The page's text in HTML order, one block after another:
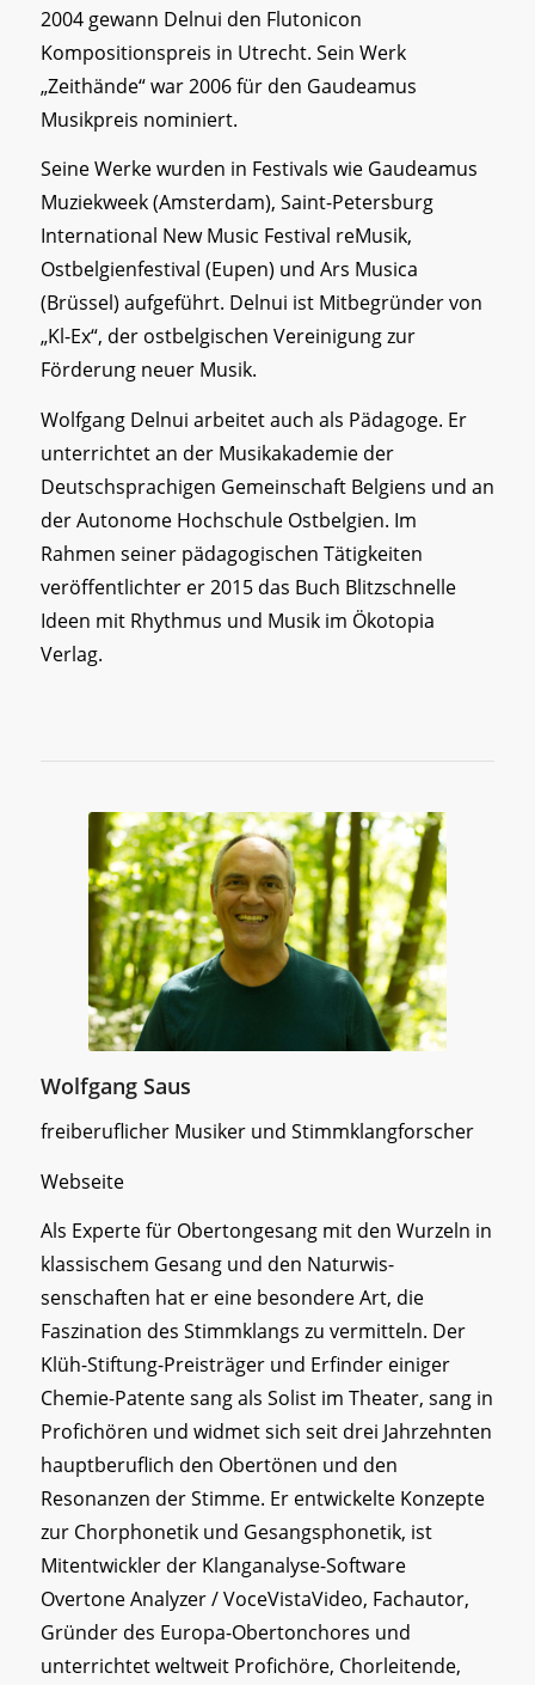
2004 gewann Delnui den Flutonicon
Kompositionspreis in Utrecht. Sein Werk
„Zeithände“ war 2006 für den Gaudeamus
Musikpreis nominiert.
Seine Werke wurden in Festivals wie Gaudeamus
Muziekweek (Amsterdam), Saint-Petersburg
International New Music Festival reMusik,
Ostbelgienfestival (Eupen) und Ars Musica
(Brüssel) aufgeführt. Delnui ist Mitbegründer von
„Kl-Ex“, der ostbelgischen Vereinigung zur
Förderung neuer Musik.
Wolfgang Delnui arbeitet auch als Pädagoge. Er
unterrichtet an der Musikakademie der
Deutschsprachigen Gemeinschaft Belgiens und an
der Autonome Hochschule Ostbelgien. Im
Rahmen seiner pädagogischen Tätigkeiten
veröffentlichter er 2015 das Buch Blitzschnelle
Ideen mit Rhythmus und Musik im Ökotopia
Verlag.
Wolfgang Saus
freiberuflicher Musiker und Stimmklangforscher
Webseite
Als Experte für Obertongesang mit den Wurzeln in
klassischem Gesang und den Naturwis-
senschaften hat er eine besondere Art, die
Faszination des Stimmklangs zu vermitteln. Der
Klüh-Stiftung-Preisträger und Erfinder einiger
Chemie-Patente sang als Solist im Theater, sang in
Profichören und widmet sich seit drei Jahrzehnten
hauptberuflich den Obertönen und den
Resonanzen der Stimme. Er entwickelte Konzepte
zur Chorphonetik und Gesangsphonetik, ist
Mitentwickler der Klanganalyse-Software
Overtone Analyzer / VoceVistaVideo, Fachautor,
Gründer des Europa-Obertonchores und
unterrichtet weltweit Profichöre, Chorleitende,